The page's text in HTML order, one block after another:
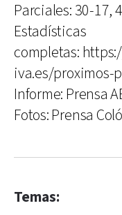
Parciales: 30-17,
Estadísticas
completas:
iva.es/proximos-
Informe: Prensa
Fotos: Prensa
Temas: